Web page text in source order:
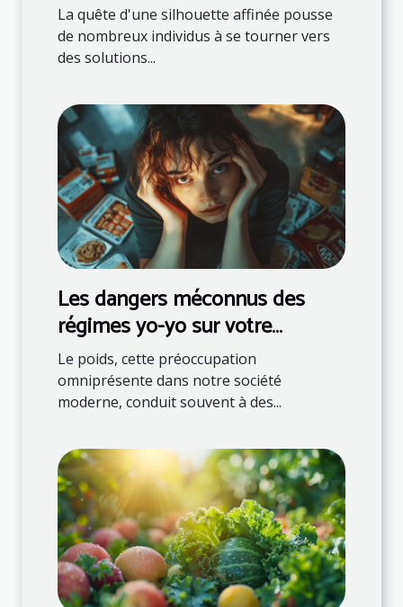
minceur
La quête d'une silhouette affinée pousse
de nombreux individus à se tourner vers
des solutions...
Les dangers méconnus des
régimes yo-yo sur votre
métabolisme
Le poids, cette préoccupation
omniprésente dans notre société
moderne, conduit souvent à des...